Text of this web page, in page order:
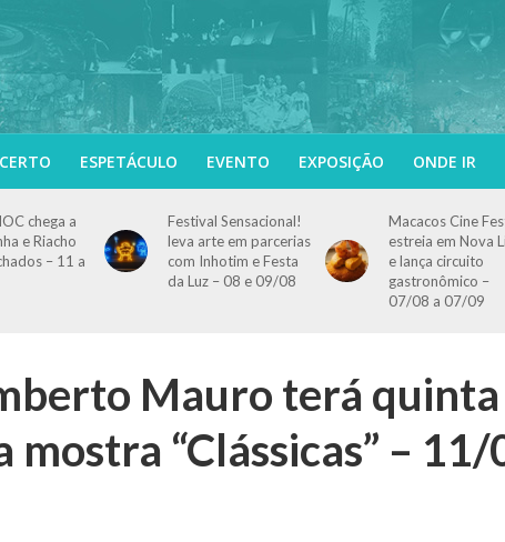
ESPETÁCULO EVENTO EXPOSIÇÃO ONDE IR
chega a
e Riacho
– 11 a
Festival Sensacional!
leva arte em parcerias
com Inhotim e Festa
da Luz – 08 e 09/08
Macacos Cine
estreia em Nova
e lança circuito
gastronômico –
07/08 a 07/09
Mauro terá quinta
mostra “Clássicas” – 11/